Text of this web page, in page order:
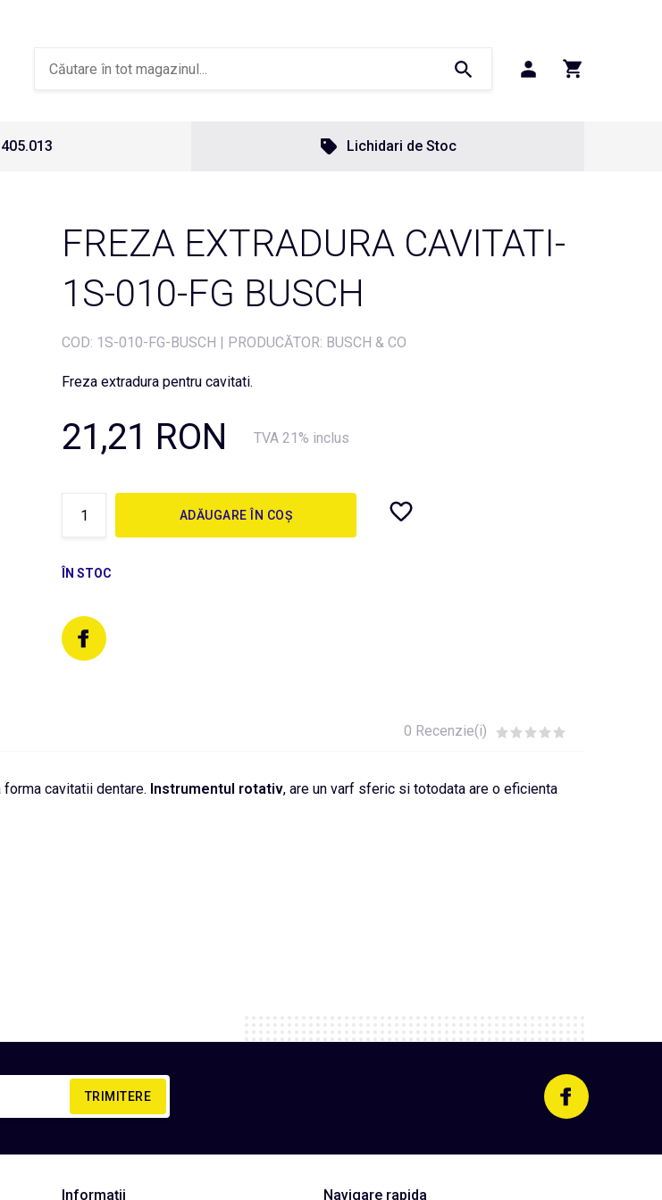
Lichidari de Stoc
FREZA EXTRADURA CAVITATI-
1S-010-FG BUSCH
COD: 1S-010-FG-BUSCH | PRODUCĂTOR: BUSCH & CO
Freza extradura pentru cavitati.
21,21 RON TVA 21% inclus
ADĂUGARE ÎN COȘ
ÎN STOC
0 Recenzie(i)
forma cavitatii dentare. Instrumentul rotativ, are un varf sferic si totodata are o eficienta
TRIMITERE
Informații Navigare rapida